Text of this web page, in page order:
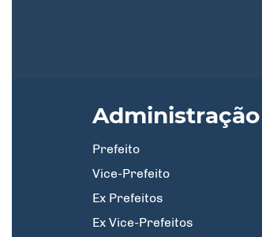
Administração
Prefeito
Vice-Prefeito
Ex Prefeitos
Ex Vice-Prefeitos